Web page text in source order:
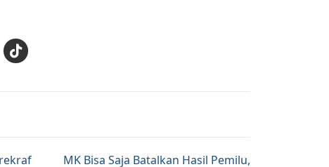
MK Bisa Saja Batalkan Hasil Pemilu,